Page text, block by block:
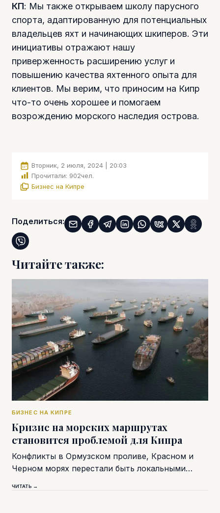
КП: Мы также открываем школу парусного
спорта, адаптированную для потенциальных
владельцев яхт и начинающих шкиперов. Эти
инициативы отражают нашу
приверженность расширению услуг и
повышению качества яхтенного опыта для
клиентов. Мы верим, что приносим на Кипр
что-то очень хорошее и помогаем
возрождению морского наследия острова.
Вторник, 2 июля, 2024 | 20:03
Прочитали: 902чел.
Бизнес на Кипре
Поделиться:
Читайте также:
БИЗНЕС НА КИПРЕ
Кризис на морских маршрутах
становится проблемой для Кипра
Конфликты в Ормузском проливе, Красном и
Черном морях перестали быть локальными…
ЧИТАТЬ →